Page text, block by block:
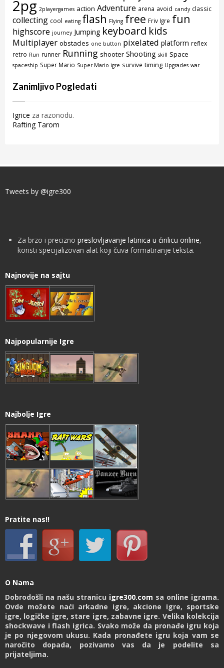
2pg 2playergames action Adventure arena avoid candy classic
collecting cool eating flash Flying free Friv Igre fun
highscore journey Jumping keyboard kids
Multiplayer obstacles one button pixelated platform reflex
retro Run runner Running shooter Shooting skill Space
spaceship Super Mario Super Mario igre survive timing Upgrades war
Zanimljivo Pogledati
Igrice za razonodu.
Rafting Tarom
Tweets by @igre300
Za brzo i precizno preslovljavanje latinica u ćirilicu online,
koristi specijalizovan alat koji čuva formatiranje teksta.
Najnovije na sajtu
Najpopularnije Igre
Najbolje Igre
Pratite nas!!
O Nama
Dobrodošli na našu stranicu igre300.com sa online igrama.
Ovde možete naći arkadne igre, akcione igre, sportske
igre, logičke igre, stare igre, zabavne igre. Velika kolekcija
shockwave i flash igrica. Svako može da pronađe igru koja
je po njegovom ukusu. Kada pronađete igru koja vam se
naročito dopada, pozivamo vas da je podelite sa
prijateljima.